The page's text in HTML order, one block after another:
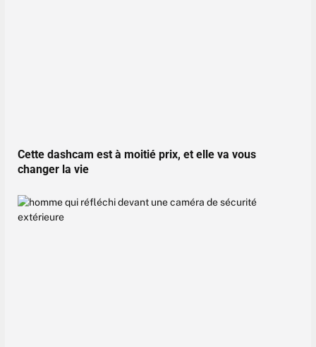
Cette dashcam est à moitié prix, et elle va vous
changer la vie